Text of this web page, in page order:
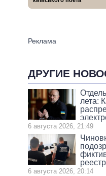
ДРУГИЕ
лета:
6 августа 2026, 21:49
6 августа 2026, 20:14